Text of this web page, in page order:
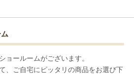
ョールームがございます。
、ご自宅にピッタリの商品をお選び下